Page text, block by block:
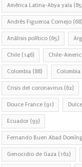
América Latina-Abya yala
Andrés Figueroa Cornejo (68)
Análisis político (65)
Chile (146) Chile-
Colombia (88) Colombia
Crisis del coronavirus (62)
Douce France (91)
Ecuador (93)
Fernando Buen Abad
Genocidio de Gaza (162)